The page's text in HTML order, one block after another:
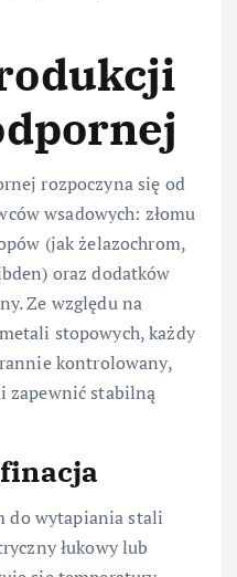
rozpoczyna się od
wsadowych: złomu
(jak żelazochrom,
oraz dodatków
Ze względu na
stopowych, każdy
kontrolowany,
zapewnić stabilną
do wytapiania stali
łukowy lub